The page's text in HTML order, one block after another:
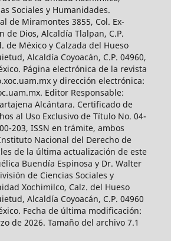
Sociales y Humanidades.
de Miramontes 3855, Col. Ex-
de Dios, Alcaldía Tlalpan, C.P.
de México y Calzada del Hueso
Alcaldía Coyoacán, C.P. 04960,
Página electrónica de la revista
y dirección electrónica:
Editor Responsable:
Alcántara. Certificado de
al Uso Exclusivo de Título No. 04-
203, ISSN en trámite, ambos
Nacional del Derecho de
de la última actualización de este
Buendía Espinosa y Dr. Walter
de Ciencias Sociales y
Xochimilco, Calz. del Hueso
Alcaldía Coyoacán, C.P. 04960
Fecha de última modificación:
de 2026. Tamaño del archivo 7.1